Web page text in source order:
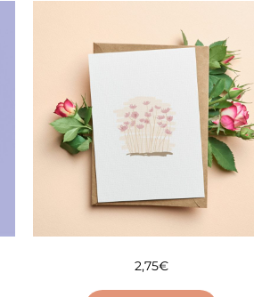
2,75€